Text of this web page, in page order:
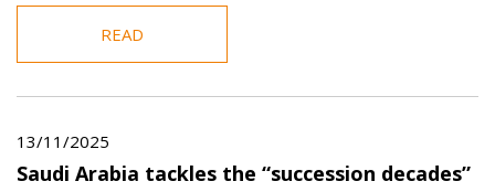
READ
13/11/2025
Saudi Arabia tackles the “succession decades”